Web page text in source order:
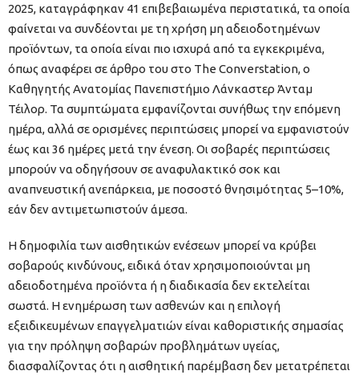
2025, καταγράφηκαν 41 επιβεβαιωμένα περιστατικά, τα οποία
φαίνεται να συνδέονται με τη χρήση μη αδειοδοτημένων
προϊόντων, τα οποία είναι πιο ισχυρά από τα εγκεκριμένα,
όπως αναφέρει σε άρθρο του στο The Converstation, ο
Καθηγητής Ανατομίας Πανεπιστήμιο Λάνκαστερ Άνταμ
Τέιλορ. Τα συμπτώματα εμφανίζονται συνήθως την επόμενη
ημέρα, αλλά σε ορισμένες περιπτώσεις μπορεί να εμφανιστούν
έως και 36 ημέρες μετά την ένεση. Οι σοβαρές περιπτώσεις
μπορούν να οδηγήσουν σε αναφυλακτικό σοκ και
αναπνευστική ανεπάρκεια, με ποσοστό θνησιμότητας 5–10%,
εάν δεν αντιμετωπιστούν άμεσα.
Η δημοφιλία των αισθητικών ενέσεων μπορεί να κρύβει
σοβαρούς κινδύνους, ειδικά όταν χρησιμοποιούνται μη
αδειοδοτημένα προϊόντα ή η διαδικασία δεν εκτελείται
σωστά. Η ενημέρωση των ασθενών και η επιλογή
εξειδικευμένων επαγγελματιών είναι καθοριστικής σημασίας
για την πρόληψη σοβαρών προβλημάτων υγείας,
διασφαλίζοντας ότι η αισθητική παρέμβαση δεν μετατρέπεται